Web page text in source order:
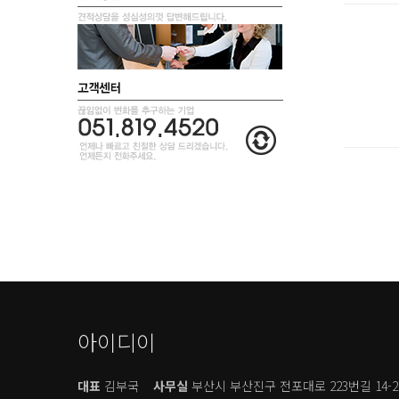
아이디이
대표 김부국 사무실 부산시 부산진구 전포대로 223번길 14-